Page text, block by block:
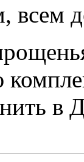
всем
в